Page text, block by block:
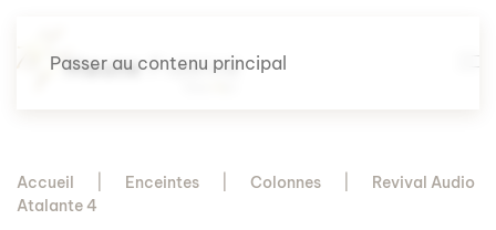
Passer au contenu principal
Accueil Enceintes Colonnes
Revival Audio
Atalante 4